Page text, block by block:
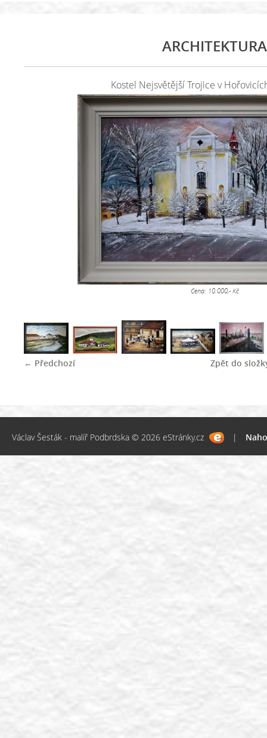
ARCHITEKTURA
Kostel Nejsvětější Trojice v
Cena: 10.000,- Kč
← Předchozí Zpět do
Václav Šesták - malíř Podbrdska © 2026 eStránky.cz |